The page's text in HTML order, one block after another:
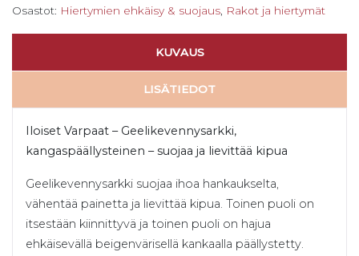
Osastot: Hiertymien ehkäisy & suojaus, Rakot ja hiertymät
KUVAUS
LISÄTIEDOT
Iloiset Varpaat – Geelikevennysarkki,
kangaspäällysteinen – suojaa ja lievittää kipua
Geelikevennysarkki suojaa ihoa hankaukselta,
vähentää painetta ja lievittää kipua. Toinen puoli on
itsestään kiinnittyvä ja toinen puoli on hajua
ehkäisevällä beigenvärisellä kankaalla päällystetty.